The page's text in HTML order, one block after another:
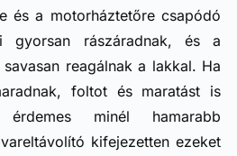
és a motorháztetőre csapódó
gyorsan rászáradnak, és a
reagálnak a lakkal. Ha
foltot és maratást is
minél hamarabb
kifejezetten ezeket